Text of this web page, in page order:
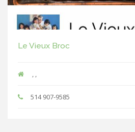
Le Vieux Broc
, ,
514 907-9585